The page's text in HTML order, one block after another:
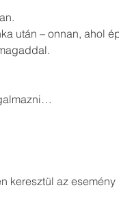
után – onnan, ahol
keresztül az